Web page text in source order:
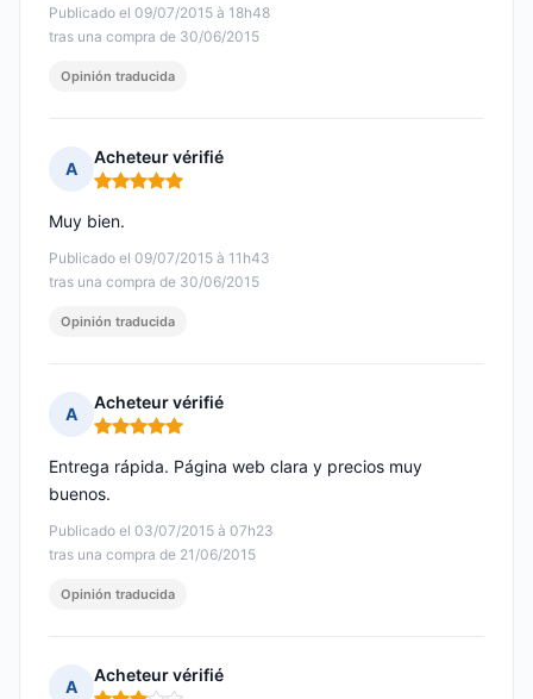
Publicado el 09/07/2015 à 18h48
tras una compra de 30/06/2015
Opinión traducida
A
Acheteur vérifié
Nota: 5 de 5
Publicado el 09/07/2015 à 11h43
tras una compra de 30/06/2015
Muy bien.
Opinión traducida
A
Acheteur vérifié
Nota: 5 de 5
Publicado el 03/07/2015 à 07h23
tras una compra de 21/06/2015
Entrega rápida. Página web clara y precios muy
buenos.
Opinión traducida
A
Acheteur vérifié